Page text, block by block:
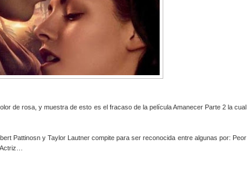
de rosa, y muestra de esto es el fracaso de la película Amanecer Parte 2 la cual
Pattinosn y Taylor Lautner compite para ser reconocida entre algunas por: Peor